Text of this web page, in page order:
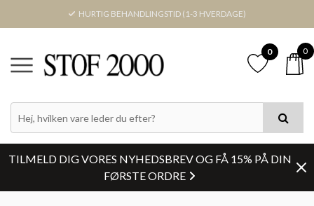
HURTIG BEHANDLINGSTID (1-3 HVERDAGE)
0 0
TILMELD DIG VORES NYHEDSBREV OG FÅ 15% PÅ DIN
FØRSTE ORDRE